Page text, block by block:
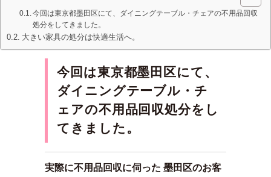
今回は東京都墨田区にて、ダイニングテーブル・チェアの不用品回収
処分をしてきました。
大きい家具の処分は快適生活へ。
今回は東京都墨田区にて、
ダイニングテーブル・チ
ェアの不用品回収処分をし
てきました。
実際に不用品回収に伺った 墨田区のお客